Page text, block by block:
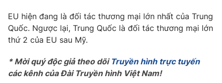
Khán giả
Giải sao mai
Sao
Du lịch
Làm đẹp
Giáo dục
Tuyển sinh
Học trực tuyến
Hitech Công nghệ tương lai
Giao lưu trực tuyến
EU hiện đang là đối tác thương mại lớn nhất của Trung
Quốc. Ngược lại, Trung Quốc là đối tác thương mại lớn
thứ 2 của EU sau Mỹ.
* Mời quý độc giả theo dõi Truyền hình trực tuyến
các kênh của Đài Truyền hình Việt Nam!